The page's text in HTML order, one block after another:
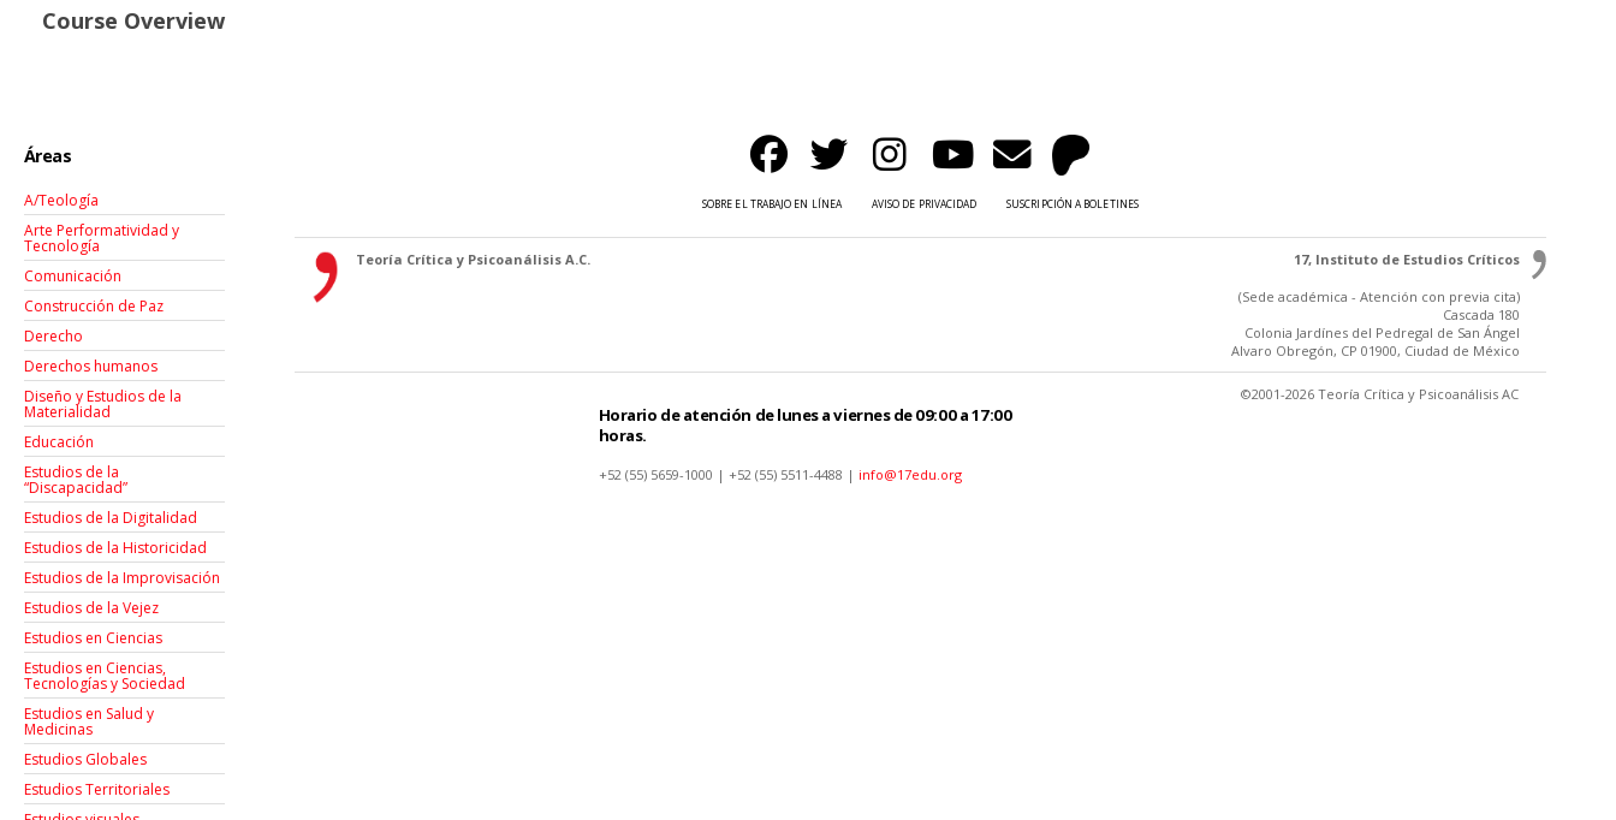
Course Overview
Áreas
A/Teología
Arte Performatividad y
Tecnología
Comunicación
Construcción de Paz
Derecho
Derechos humanos
Diseño y Estudios de la
Materialidad
Educación
Estudios de la
“Discapacidad”
Estudios de la Digitalidad
Estudios de la Historicidad
Estudios de la Improvisación
Estudios de la Vejez
Estudios en Ciencias
Estudios en Ciencias,
Tecnologías y Sociedad
Estudios en Salud y
Medicinas
Estudios Globales
Estudios Territoriales
SOBRE EL TRABAJO EN LÍNEA AVISO DE PRIVACIDAD SUSCRIPCIÓN A BOLETINES
Teoría Crítica y Psicoanálisis A.C. 17, Instituto de Estudios Críticos
(Sede académica - Atención con previa cita)
Cascada 180
Colonia Jardínes del Pedregal de San Ángel
Alvaro Obregón, CP 01900, Ciudad de México
Horario de atención de lunes a viernes de 09:00 a 17:00
horas.
+52 (55) 5659-1000 | +52 (55) 5511-4488 | info@17edu.org
©2001-2026 Teoría Crítica y Psicoanálisis AC